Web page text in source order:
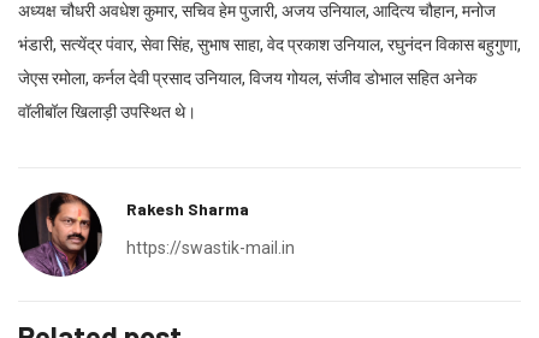
अध्यक्ष चौधरी अवधेश कुमार, सचिव हेम पुजारी, अजय उनियाल, आदित्य चौहान, मनोज
भंडारी, सत्येंद्र पंवार, सेवा सिंह, सुभाष साहा, वेद प्रकाश उनियाल, रघुनंदन विकास बहुगुणा,
जेएस रमोला, कर्नल देवी प्रसाद उनियाल, विजय गोयल, संजीव डोभाल सहित अनेक
वॉलीबॉल खिलाड़ी उपस्थित थे।
Rakesh Sharma
https://swastik-mail.in